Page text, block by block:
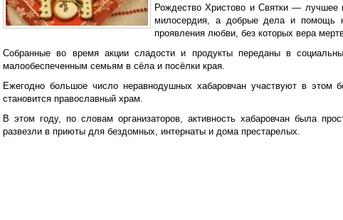
Рождество Христово и Святки —
милосердия, а добрые дела и помощь
проявления любви, без которых вера
Собранные во время акции сладости и продукты переданы в
малообеспеченным семьям в сёла и посёлки края.
Ежегодно большое число неравнодушных хабаровчан участвуют в
становится православный храм.
В этом году, по словам организаторов, активность хабаровчан была
развезли в приюты для бездомных, интернаты и дома престарелых.